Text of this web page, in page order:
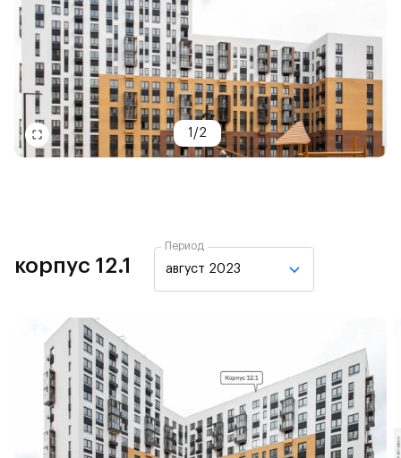
1 /2
корпус 12.1
Период
август 2023